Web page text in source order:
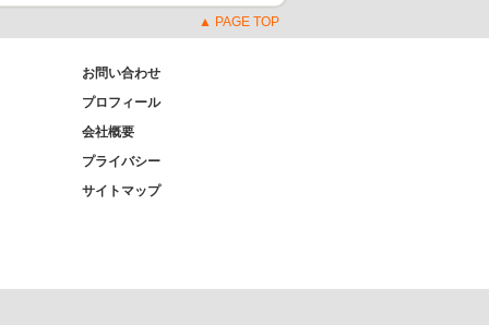
▲ PAGE TOP
お問い合わせ
プロフィール
会社概要
プライバシー
サイトマップ